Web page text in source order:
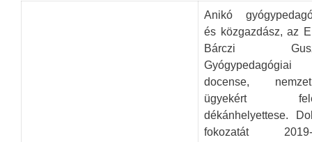
Anikó
és közgazdász, az
Bárczi
Gyógypedagógiai
docense,
ügyekért
dékánhelyettese.
fokozatát 2019-